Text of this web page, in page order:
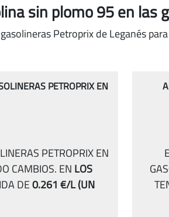
sin plomo 95en las
Petroprix de Leganés
PETROPRIX EN
PETROPRIX EN
CAMBIOS. EN LOS
DE0.261 €/L(UN